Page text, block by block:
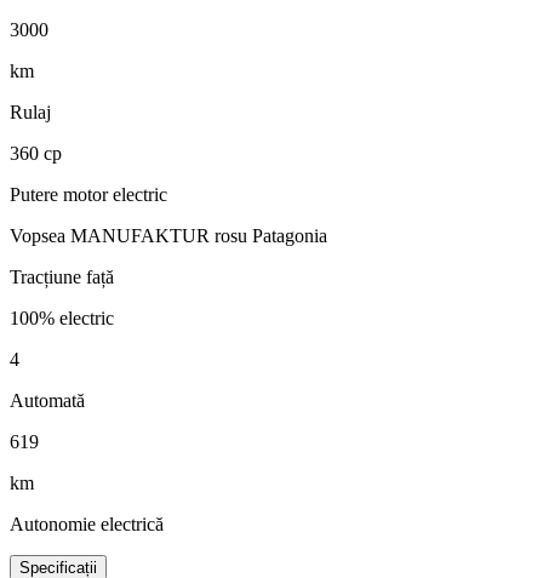
3000
km
Rulaj
360 cp
Putere motor electric
Vopsea MANUFAKTUR rosu Patagonia
Tracțiune față
100% electric
4
Automată
619
km
Autonomie electrică
Specificații